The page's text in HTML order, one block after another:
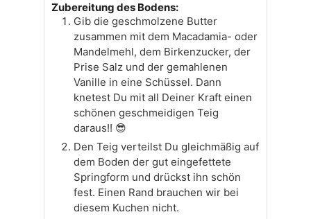
Zubereitung des Bodens:
Gib die geschmolzene Butter
zusammen mit dem Macadamia- oder
Mandelmehl, dem Birkenzucker, der
Prise Salz und der gemahlenen
Vanille in eine Schüssel. Dann
knetest Du mit all Deiner Kraft einen
schönen geschmeidigen Teig
daraus!! 😎
Den Teig verteilst Du gleichmäßig auf
dem Boden der gut eingefettete
Springform und drückst ihn schön
fest. Einen Rand brauchen wir bei
diesem Kuchen nicht.